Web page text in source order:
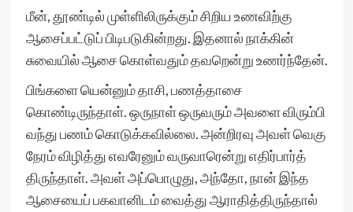
மீன், தூண்டில் முள்ளிலிருக்கும் சிறிய உணவிற்கு
ஆசைப்பட்டுப் பிடிபடுகின்றது. இதனால் நாக்கின்
சுவையில் ஆசை கொள்வதும் தவறென்று உணர்ந்தேன்.
பிங்களை யென்னும் தாசி, பணத்தாசை
கொண்டிருந்தாள். ஒருநாள் ஒருவரும் அவளை விரும்பி
வந்து பணம் கொடுக்கவில்லை. அன்றிரவு அவள் வெகு
நேரம் விழித்து எவரேனும் வருவாரென்று எதிர்பார்த்
திருந்தாள். அவள் அப்பொழுது, அந்தோ, நான் இந்த
ஆசையைப் பகவானிடம் வைத்து ஆராதித்திருந்தால்